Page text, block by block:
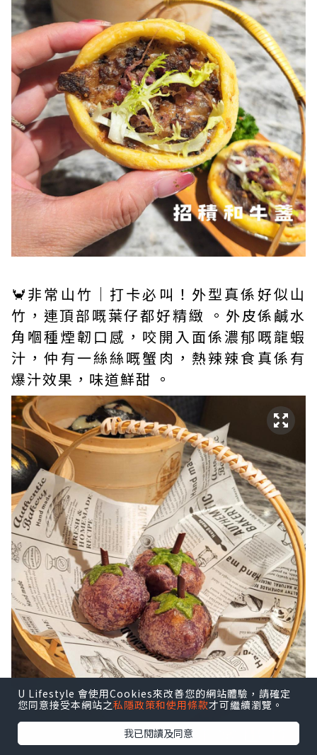
U Lifestyle 會使用Cookies來改善您的網站體驗，請確定
您同意接受本網站之私隱政策和使用條款才可繼續瀏覽。
我已閱讀及同意
🦀非常山竹｜打卡必叫！外型真係好似山
竹，連頂部嘅葉仔都好精緻 。外皮係鹹水
角嗰種煙韌口感，咬開入面係濃郁嘅龍蝦
汁，仲有一絲絲嘅蟹肉，熱辣辣食真係有
爆汁效果，味道鮮甜 。